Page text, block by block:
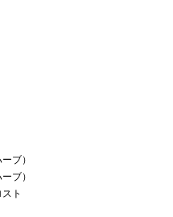
）
）
ト